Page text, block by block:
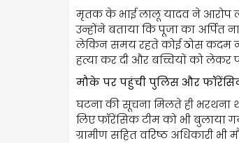
मृतक के भाई लालू यादव ने आरोप
उन्होंने बताया कि पूजा का अर्पित
लेकिन समय रहते कोई ठोस कदम
हत्या कर दी और बच्चियों को लेकर
मौके पर पहुंची पुलिस और
घटना की सूचना मिलते ही भरथना
लिए फॉरेंसिक टीम को भी बुलाया
ग्रामीण सहित वरिष्ठ अधिकारी